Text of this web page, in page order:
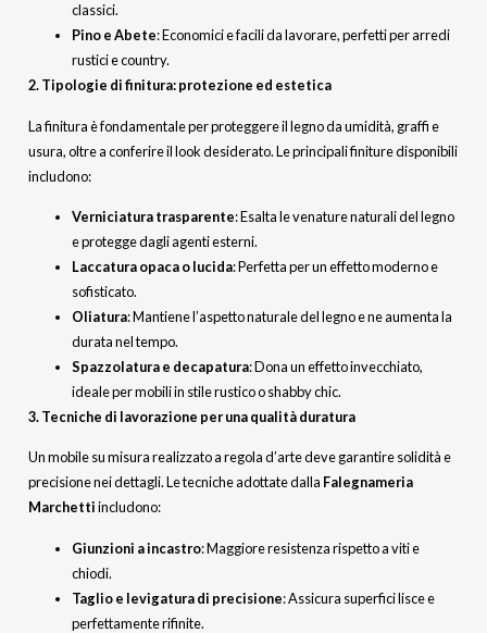
classici.
Pino e Abete: Economici e facili da lavorare, perfetti per arredi
rustici e country.
2. Tipologie di finitura: protezione ed estetica
La finitura è fondamentale per proteggere il legno da umidità, graffi e
usura, oltre a conferire il look desiderato. Le principali finiture disponibili
includono:
Verniciatura trasparente: Esalta le venature naturali del legno
e protegge dagli agenti esterni.
Laccatura opaca o lucida: Perfetta per un effetto moderno e
sofisticato.
Oliatura: Mantiene l’aspetto naturale del legno e ne aumenta la
durata nel tempo.
Spazzolatura e decapatura: Dona un effetto invecchiato,
ideale per mobili in stile rustico o shabby chic.
3. Tecniche di lavorazione per una qualità duratura
Un mobile su misura realizzato a regola d’arte deve garantire solidità e
precisione nei dettagli. Le tecniche adottate dalla Falegnameria
Marchettiincludono:
Giunzioni a incastro: Maggiore resistenza rispetto a viti e
chiodi.
Taglio e levigatura di precisione: Assicura superfici lisce e
perfettamente rifinite.